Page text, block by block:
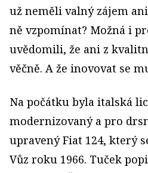
už neměli valný zájem
ně vzpomínat? Možná i
uvědomili, že ani z
věčně. A že inovovat se
Na počátku byla italská
modernizovaný a pro
upravený Fiat 124, který
Vůz roku 1966. Tuček